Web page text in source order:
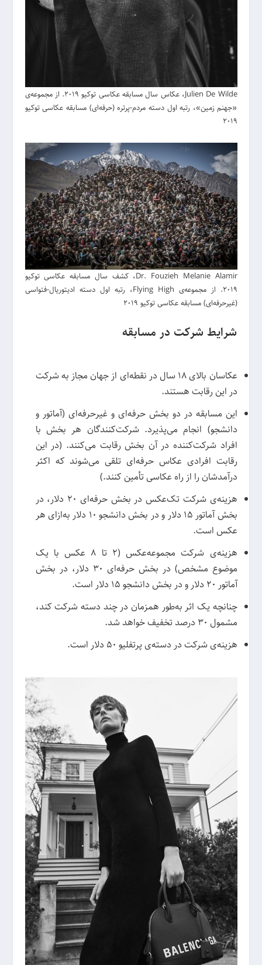
Julien De Wilde، عکاس سال مسابقه عکاسی توکیو 2019. از مجموعه‌ی
«جهنم زمین»، رتبه اول دسته مردم-پرتره (حرفه‌ای) مسابقه عکاسی توکیو
2019
Dr. Fouzieh Melanie Alamir، کشف سال مسابقه عکاسی توکیو
2019. از مجموعه‌ی Flying High، رتبه اول دسته ادیتوریال-فتواسی
(غیرحرفه‌ای) مسابقه عکاسی توکیو 2019
شرایط شرکت در مسابقه
عکاسان بالای 18 سال در نقطه‌ای از جهان مجاز به شرکت
در این رقابت هستند.
این مسابقه در دو بخش حرفه‌ای و غیرحرفه‌ای (آماتور و
دانشجو) انجام می‌پذیرد. شرکت‌کنندگان هر بخش با
افراد شرکت‌کننده در آن بخش رقابت می‌کنند. (در این
رقابت افرادی عکاس حرفه‌ای تلقی می‌شوند که اکثر
درآمدشان را از راه عکاسی تأمین کنند.)
هزینه‌ی شرکت تک‌عکس در بخش حرفه‌ای 20 دلار، در
بخش آماتور 15 دلار و در بخش دانشجو 10 دلار به‌ازای هر
عکس است.
هزینه‌ی شرکت مجموعه‌عکس (2 تا 8 عکس با یک
موضوع مشخص) در بخش حرفه‌ای 30 دلار، در بخش
آماتور 20 دلار و در بخش دانشجو 15 دلار است.
چنانچه یک اثر به‌طور همزمان در چند دسته شرکت کند،
مشمول 30 درصد تخفیف خواهد شد.
هزینه‌ی شرکت در دسته‌ی پرتفلیو 50 دلار است.